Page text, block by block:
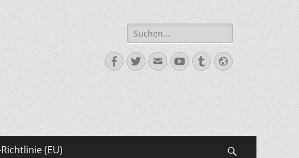
Suche
nach:
Facebook
Twitter
E-
Mail
YouTube
TumblrWebsite
(EU)